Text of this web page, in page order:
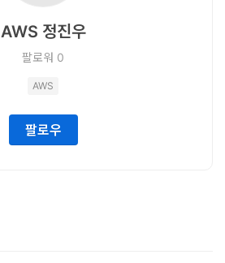
AWS 정진우
팔로워 0
AWS
팔로우